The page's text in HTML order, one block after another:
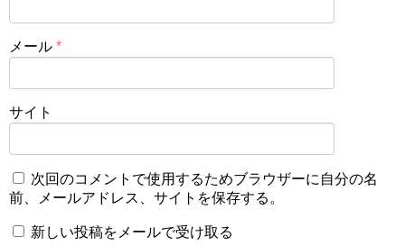
メール *
サイト
次回のコメントで使用するためブラウザーに自分の名
前、メールアドレス、サイトを保存する。
新しい投稿をメールで受け取る